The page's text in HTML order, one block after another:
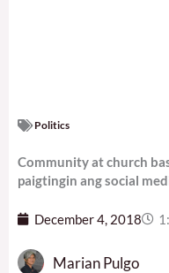
Politics
Community at church
paigtingin ang social
December 4, 2018
Marian Pulgo